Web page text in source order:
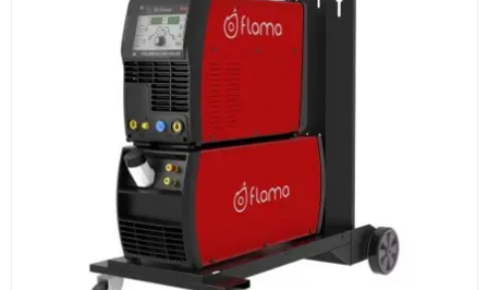
Как оформить заказ
Заявка
Оставьте заявку на сайте, по телефону или через
форму обратного звонка.